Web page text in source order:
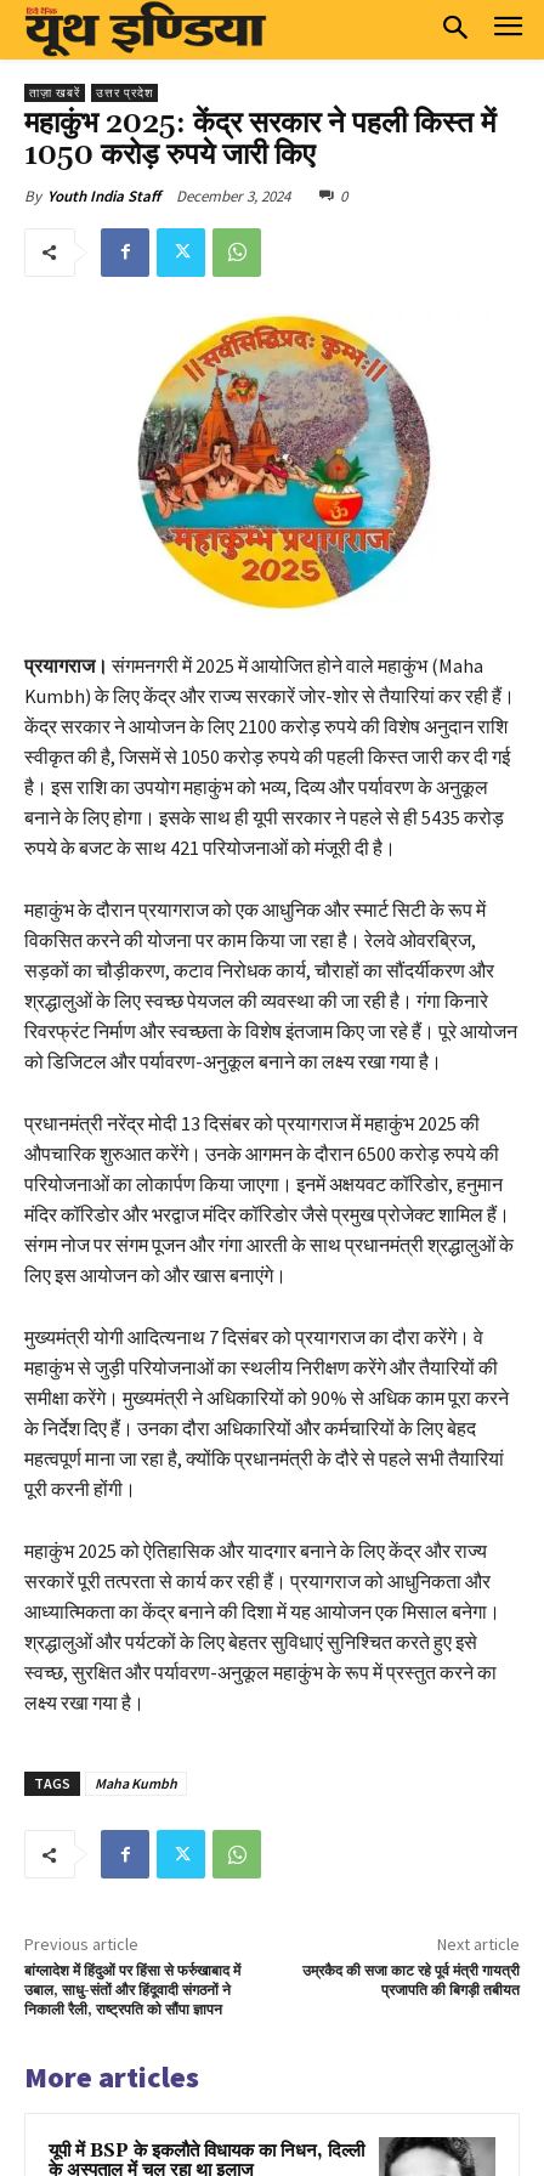
ताज़ा खबरें उत्तर प्रदेश
महाकुंभ 2025: केंद्र सरकार ने पहली किस्त में
1050 करोड़ रुपये जारी किए
By Youth India Staff December 3, 2024 0
प्रयागराज। संगमनगरी में 2025 में आयोजित होने वाले महाकुंभ (Maha
Kumbh) के लिए केंद्र और राज्य सरकारें जोर-शोर से तैयारियां कर रही हैं।
केंद्र सरकार ने आयोजन के लिए 2100 करोड़ रुपये की विशेष अनुदान राशि
स्वीकृत की है, जिसमें से 1050 करोड़ रुपये की पहली किस्त जारी कर दी गई
है। इस राशि का उपयोग महाकुंभ को भव्य, दिव्य और पर्यावरण के अनुकूल
बनाने के लिए होगा। इसके साथ ही यूपी सरकार ने पहले से ही 5435 करोड़
रुपये के बजट के साथ 421 परियोजनाओं को मंजूरी दी है।
महाकुंभ के दौरान प्रयागराज को एक आधुनिक और स्मार्ट सिटी के रूप में
विकसित करने की योजना पर काम किया जा रहा है। रेलवे ओवरब्रिज,
सड़कों का चौड़ीकरण, कटाव निरोधक कार्य, चौराहों का सौंदर्यीकरण और
श्रद्धालुओं के लिए स्वच्छ पेयजल की व्यवस्था की जा रही है। गंगा किनारे
रिवरफ्रंट निर्माण और स्वच्छता के विशेष इंतजाम किए जा रहे हैं। पूरे आयोजन
को डिजिटल और पर्यावरण-अनुकूल बनाने का लक्ष्य रखा गया है।
प्रधानमंत्री नरेंद्र मोदी 13 दिसंबर को प्रयागराज में महाकुंभ 2025 की
औपचारिक शुरुआत करेंगे। उनके आगमन के दौरान 6500 करोड़ रुपये की
परियोजनाओं का लोकार्पण किया जाएगा। इनमें अक्षयवट कॉरिडोर, हनुमान
मंदिर कॉरिडोर और भरद्वाज मंदिर कॉरिडोर जैसे प्रमुख प्रोजेक्ट शामिल हैं।
संगम नोज पर संगम पूजन और गंगा आरती के साथ प्रधानमंत्री श्रद्धालुओं के
लिए इस आयोजन को और खास बनाएंगे।
मुख्यमंत्री योगी आदित्यनाथ 7 दिसंबर को प्रयागराज का दौरा करेंगे। वे
महाकुंभ से जुड़ी परियोजनाओं का स्थलीय निरीक्षण करेंगे और तैयारियों की
समीक्षा करेंगे। मुख्यमंत्री ने अधिकारियों को 90% से अधिक काम पूरा करने
के निर्देश दिए हैं। उनका दौरा अधिकारियों और कर्मचारियों के लिए बेहद
महत्वपूर्ण माना जा रहा है, क्योंकि प्रधानमंत्री के दौरे से पहले सभी तैयारियां
पूरी करनी होंगी।
महाकुंभ 2025 को ऐतिहासिक और यादगार बनाने के लिए केंद्र और राज्य
सरकारें पूरी तत्परता से कार्य कर रही हैं। प्रयागराज को आधुनिकता और
आध्यात्मिकता का केंद्र बनाने की दिशा में यह आयोजन एक मिसाल बनेगा।
श्रद्धालुओं और पर्यटकों के लिए बेहतर सुविधाएं सुनिश्चित करते हुए इसे
स्वच्छ, सुरक्षित और पर्यावरण-अनुकूल महाकुंभ के रूप में प्रस्तुत करने का
लक्ष्य रखा गया है।
TAGS Maha Kumbh
Previous article
बांग्लादेश में हिंदुओं पर हिंसा से फर्रुखाबाद में
उबाल, साधु-संतों और हिंदूवादी संगठनों ने
निकाली रैली, राष्ट्रपति को सौंपा ज्ञापन
Next article
उम्रकैद की सजा काट रहे पूर्व मंत्री गायत्री
प्रजापति की बिगड़ी तबीयत
More articles
यूपी में BSP के इकलाैते विधायक का निधन, दिल्ली
के अस्पताल में चल रहा था इलाज